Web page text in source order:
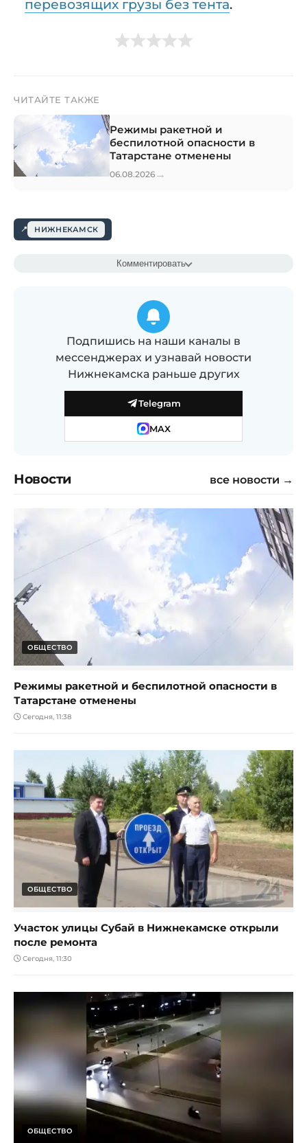
перевозящих грузы без тента.
ЧИТАЙТЕ ТАКЖЕ
Режимы ракетной и
беспилотной опасности в
Татарстане отменены
06.08.2026 →
НИЖНЕКАМСК
Комментировать
Подпишись на наши каналы в
мессенджерах и узнавай новости
Нижнекамска раньше других
Telegram
MAX
Новости все новости →
ОБЩЕСТВО
Режимы ракетной и беспилотной опасности в
Татарстане отменены
Сегодня, 11:38
ОБЩЕСТВО
Участок улицы Субай в Нижнекамске открыли
после ремонта
Сегодня, 11:30
ОБЩЕСТВО